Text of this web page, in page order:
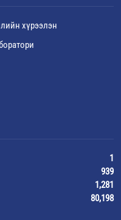
хүрээлэн
1
939
1,281
80,198